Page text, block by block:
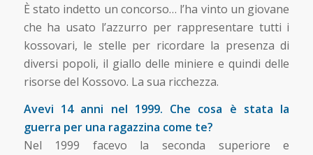
È stato indetto un concorso… l’ha vinto un giovane
che ha usato l’azzurro per rappresentare tutti i
kossovari, le stelle per ricordare la presenza di
diversi popoli, il giallo delle miniere e quindi delle
risorse del Kossovo. La sua ricchezza.
Avevi 14 anni nel 1999. Che cosa è stata la
guerra per una ragazzina come te?
Nel 1999 facevo la seconda superiore e